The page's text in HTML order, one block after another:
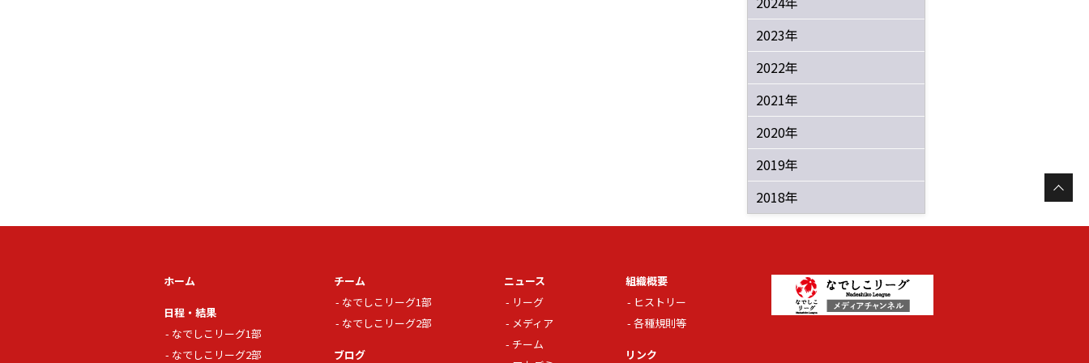
2023年
2022年
2021年
2020年
2019年
2018年
ホーム
日程・結果
なでしこリーグ1部
なでしこリーグ2部
チーム
なでしこリーグ1部
なでしこリーグ2部
ブログ
ニュース
リーグ
メディア
チーム
組織概要
ヒストリー
各種規則等
リンク